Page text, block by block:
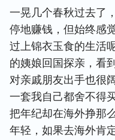
一晃几个春秋过去了
停地赚钱，但始终感
过上锦衣玉食的生活
的姨娘回国探亲，看
对亲戚朋友出手也很
一套我自己都舍不得
把年纪却在海外挣那
年轻，如果去海外肯